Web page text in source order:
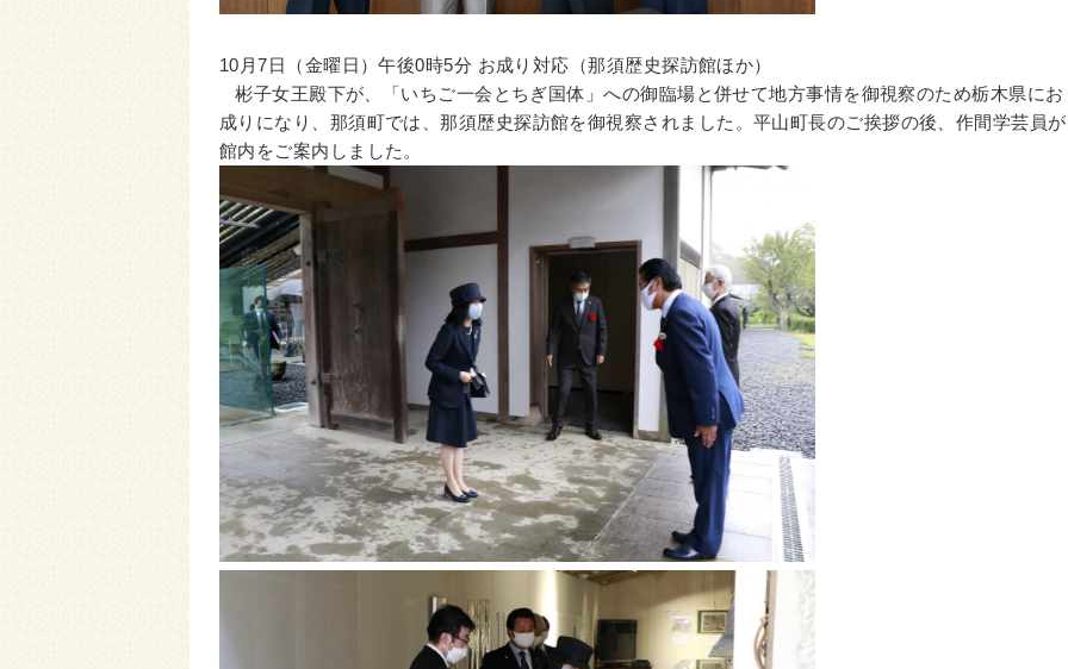
10月7日（金曜日）午後0時5分 お成り対応（那須歴史探訪館ほか）
彬子女王殿下が、「いちご一会とちぎ国体」への御臨場と併せて地方事情を御視察のため栃木県にお
成りになり、那須町では、那須歴史探訪館を御視察されました。平山町長のご挨拶の後、作間学芸員が
館内をご案内しました。